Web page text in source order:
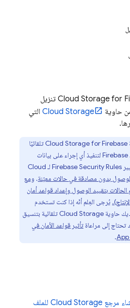
Cloud Storage for تنزيل
حاوية
Cloud Storage التي
Cloud Storage for Firebase تلقائيًا
لتنفيذ أي إجراء على بيانات
Firebase Security Rules لـCloud
بدون مصادقة في حالات معيّنة. ومع
بتقييد الوصول وإعداد قواعد أمان
يُرجى العِلم أنّه إذا كنت تستخدم
حاوية Cloud Storage تلقائية بتنسيق
تحتاج إلى مراعاة تأثير قواعد الأمان في
App
.
مرجع Cloud Storage للملف